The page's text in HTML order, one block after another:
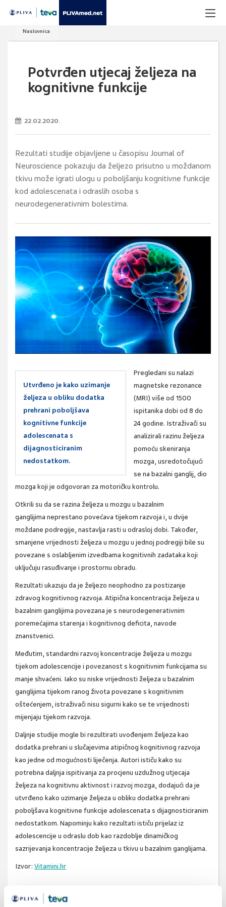
Naslovnica
Potvrđen utjecaj željeza na
kognitivne funkcije
22.02.2020.
Rezultati studije objavljene u časopisu Journal of
Neuroscience pokazuju da željezo prisutno u moždanom
tkivu može igrati ulogu u poboljšanju kognitivne funkcije
kod adolescenata i odraslih osoba s
neurodegenerativnim bolestima.
Utvrđeno je kako uzimanje
željeza u obliku dodatka
prehrani poboljšava
kognitivne funkcije
adolescenata s
dijagnosticiranim
nedostatkom.
Pregledani su nalazi
magnetske rezonance
(MRI) više od 1500
ispitanika dobi od 8 do
24 godine. Istraživači su
analizirali razinu željeza
pomoću skeniranja
mozga, usredotočujući
se na bazalni ganglij, dio
mozga koji je odgovoran za motoričku kontrolu.
Otkrili su da se razina željeza u mozgu u bazalnim
ganglijima neprestano povećava tijekom razvoja i, u dvije
moždane podregije, nastavlja rasti u odrasloj dobi. Također,
smanjene vrijednosti željeza u mozgu u jednoj podregiji bile su
povezane s oslabljenim izvedbama kognitivnih zadataka koji
uključuju rasuđivanje i prostornu obradu.
Rezultati ukazuju da je željezo neophodno za postizanje
zdravog kognitivnog razvoja. Atipična koncentracija željeza u
bazalnim ganglijima povezana je s neurodegenerativnim
poremećajima starenja i kognitivnog deficita, navode
znanstvenici.
Međutim, standardni razvoj koncentracije željeza u mozgu
tijekom adolescencije i povezanost s kognitivnim funkcijama su
manje shvaćeni. Iako su niske vrijednosti željeza u bazalnim
ganglijima tijekom ranog života povezane s kognitivnim
oštećenjem, istraživači nisu sigurni kako se te vrijednosti
mijenjaju tijekom razvoja.
Daljnje studije mogle bi rezultirati uvođenjem željeza kao
dodatka prehrani u slučajevima atipičnog kognitivnog razvoja
kao jedne od mogućnosti liječenja. Autori ističu kako su
potrebna daljnja ispitivanja za procjenu uzdužnog utjecaja
željeza na kognitivnu aktivnost i razvoj mozga, dodajući da je
utvrđeno kako uzimanje željeza u obliku dodatka prehrani
poboljšava kognitivne funkcije adolescenata s dijagnosticiranim
nedostatkom. Napominju kako rezultati ističu prijelaz iz
adolescencije u odraslu dob kao razdoblje dinamičkog
sazrijevanja koncentracije željeza u tkivu u bazalnim ganglijama.
Izvor: Vitamini.hr